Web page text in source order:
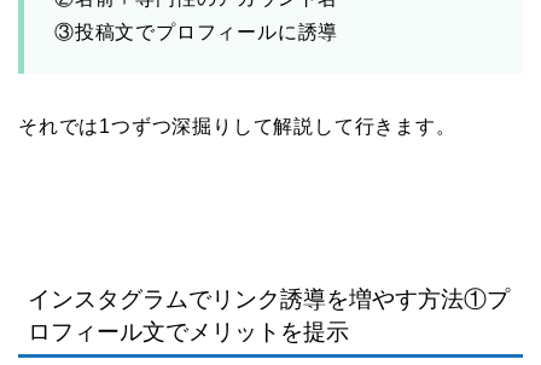
③投稿文でプロフィールに誘導
それでは1つずつ深掘りして解説して行きます。
インスタグラムでリンク誘導を増やす方法①プ
ロフィール文でメリットを提示